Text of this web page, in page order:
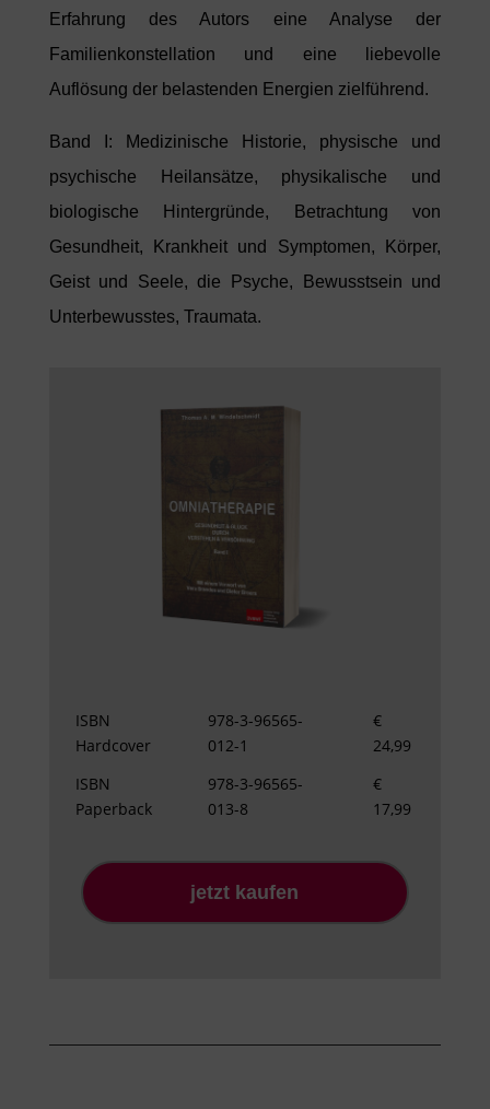
Erfahrung des Autors eine Analyse der
Familienkonstellation und eine liebevolle
Auflösung der belastenden Energien zielführend.
Band I: Medizinische Historie, physische und
psychische Heilansätze, physikalische und
biologische Hintergründe, Betrachtung von
Gesundheit, Krankheit und Symptomen, Körper,
Geist und Seele, die Psyche, Bewusstsein und
Unterbewusstes, Traumata.
ISBN
Hardcover
978-3-96565-
012-1
€
24,99
ISBN
Paperback
978-3-96565-
013-8
€
17,99
jetzt kaufen